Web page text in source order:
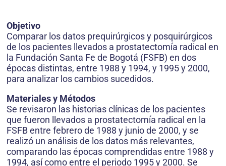
Objetivo
Comparar los datos prequirúrgicos y posquirúrgicos
de los pacientes llevados a prostatectomía radical en
la Fundación Santa Fe de Bogotá (FSFB) en dos
épocas distintas, entre 1988 y 1994, y 1995 y 2000,
para analizar los cambios sucedidos.
Materiales y Métodos
Se revisaron las historias clínicas de los pacientes
que fueron llevados a prostatectomía radical en la
FSFB entre febrero de 1988 y junio de 2000, y se
realizó un análisis de los datos más relevantes,
comparando las épocas comprendidas entre 1988 y
1994, así como entre el periodo 1995 y 2000. Se